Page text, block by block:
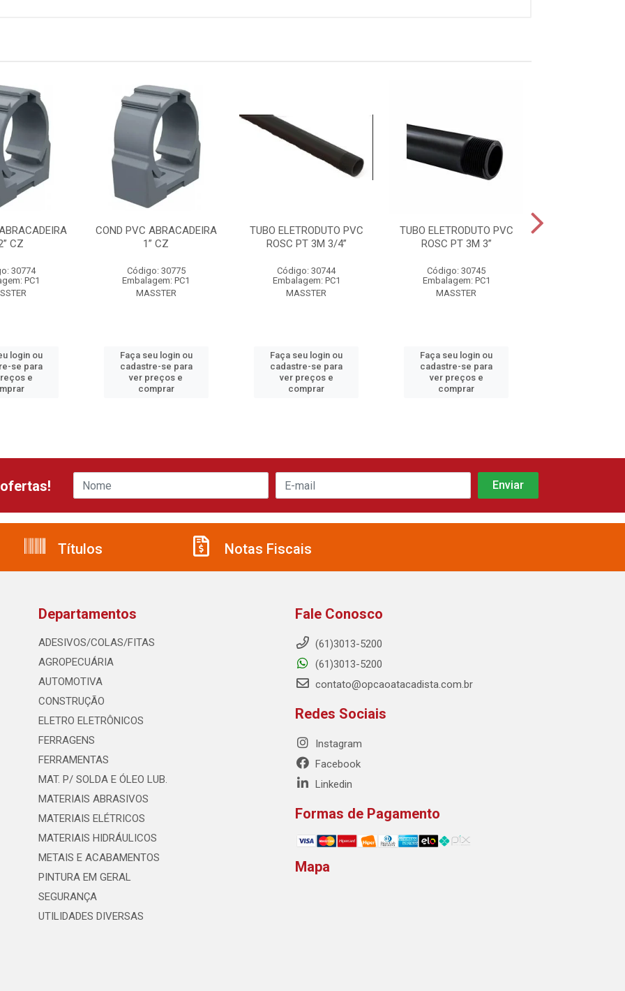
CZ
30774
PC1
login ou
se para
e
COND PVC ABRACADEIRA
1” CZ
Código: 30775
Embalagem: PC1
MASSTER
Faça seu login ou
cadastre-se para
ver preços e
comprar
TUBO ELETRODUTO PVC
ROSC PT 3M 3/4”
Código: 30744
Embalagem: PC1
MASSTER
Faça seu login ou
cadastre-se para
ver preços e
comprar
TUBO ELETRODUTO PVC
ROSC PT 3M 3”
Código: 30745
Embalagem: PC1
MASSTER
Faça seu login ou
cadastre-se para
ver preços e
comprar
Títulos Notas Fiscais
Departamentos
ADESIVOS/COLAS/FITAS
AGROPECUÁRIA
AUTOMOTIVA
CONSTRUÇÃO
ELETRO ELETRÔNICOS
FERRAGENS
FERRAMENTAS
MAT. P/ SOLDA E ÓLEO LUB.
MATERIAIS ABRASIVOS
MATERIAIS ELÉTRICOS
MATERIAIS HIDRÁULICOS
METAIS E ACABAMENTOS
PINTURA EM GERAL
SEGURANÇA
UTILIDADES DIVERSAS
Fale Conosco
(61)3013-5200
(61)3013-5200
contato@opcaoatacadista.com.br
Redes Sociais
Instagram
Facebook
Linkedin
Formas de Pagamento
Mapa